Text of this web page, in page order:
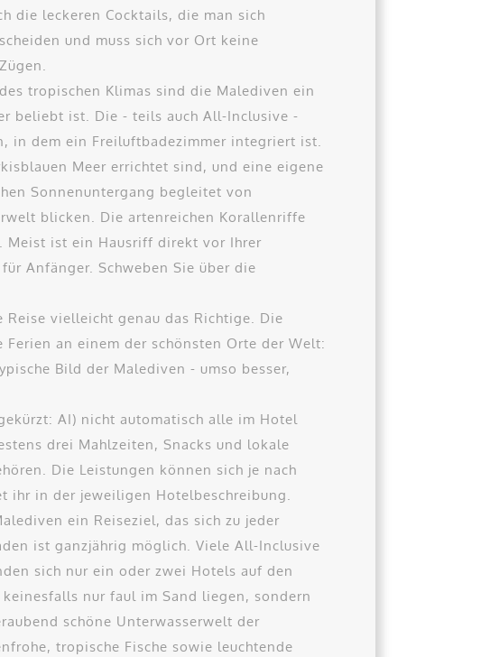
die leckeren Cocktails, die man sich
und muss sich vor Ort keine
tropischen Klimas sind die Malediven ein
beliebt ist. Die - teils auch All-Inclusive -
in dem ein Freiluftbadezimmer integriert ist.
Meer errichtet sind, und eine eigene
Sonnenuntergang begleitet von
blicken. Die artenreichen Korallenriffe
Meist ist ein Hausriff direkt vor Ihrer
Anfänger. Schweben Sie über die
vielleicht genau das Richtige. Die
an einem der schönsten Orte der Welt:
Bild der Malediven - umso besser,
AI) nicht automatisch alle im Hotel
drei Mahlzeiten, Snacks und lokale
Die Leistungen können sich je nach
ihr in der jeweiligen Hotelbeschreibung.
ein Reiseziel, das sich zu jeder
ist ganzjährig möglich. Viele All-Inclusive
sich nur ein oder zwei Hotels auf den
nur faul im Sand liegen, sondern
schöne Unterwasserwelt der
tropische Fische sowie leuchtende